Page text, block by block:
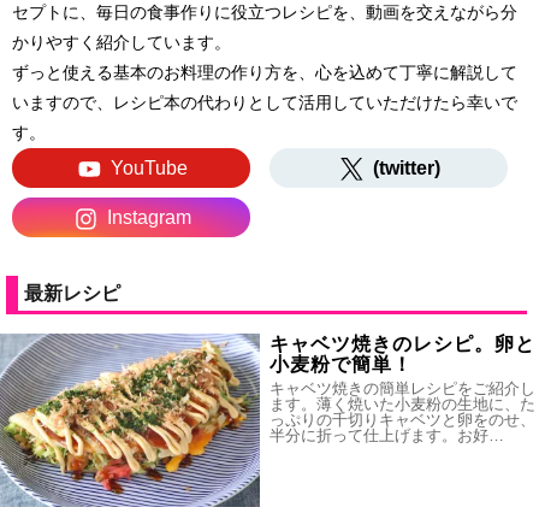
セプトに、毎日の食事作りに役立つレシピを、動画を交えながら分
かりやすく紹介しています。
ずっと使える基本のお料理の作り方を、心を込めて丁寧に解説して
いますので、レシピ本の代わりとして活用していただけたら幸いで
す。
YouTube (twitter)
Instagram
最新レシピ
キャベツ焼きのレシピ。卵と
小麦粉で簡単！
キャベツ焼きの簡単レシピをご紹介し
ます。薄く焼いた小麦粉の生地に、た
っぷりの千切りキャベツと卵をのせ、
半分に折って仕上げます。お好…